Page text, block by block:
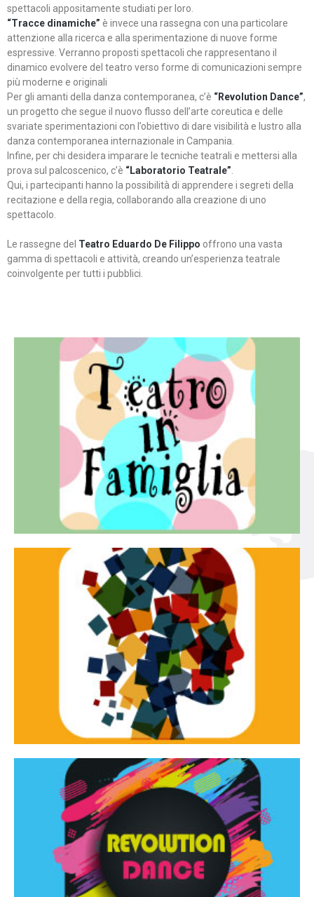
spettacoli appositamente studiati per loro.
“Tracce dinamiche” è invece una rassegna con una particolare
attenzione alla ricerca e alla sperimentazione di nuove forme
espressive. Verranno proposti spettacoli che rappresentano il
dinamico evolvere del teatro verso forme di comunicazioni sempre
più moderne e originali
Per gli amanti della danza contemporanea, c’è “Revolution Dance”,
un progetto che segue il nuovo flusso dell’arte coreutica e delle
svariate sperimentazioni con l’obiettivo di dare visibilità e lustro alla
danza contemporanea internazionale in Campania.
Infine, per chi desidera imparare le tecniche teatrali e mettersi alla
prova sul palcoscenico, c’è “Laboratorio Teatrale”
Qui, i partecipanti hanno la possibilità di apprendere i segreti della
recitazione e della regia, collaborando alla creazione di uno
spettacolo.
Le rassegne del Teatro Eduardo De Filippo offrono una vasta
gamma di spettacoli e attività, creando un’esperienza teatrale
coinvolgente per tutti i pubblici.
Teatro in famiglia
Teatro In Famiglia è una rassegna di teatro concepita
per far condividere e godere del teatro all’intera
famiglia.
Continua
Tracce dinamiche
Tracce Dinamiche è una rassegna di teatro
d’innovazione e sperimentale.
Continua
Revolution Dance
Rassegna di danza contemporanea – I Edizione